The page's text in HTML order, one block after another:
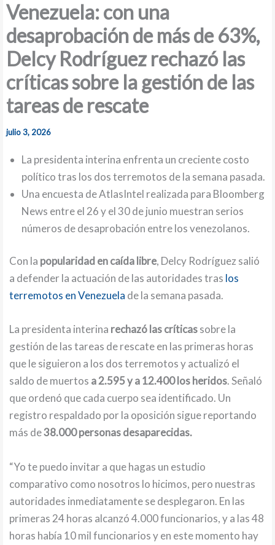
Venezuela: con una
desaprobación de más de 63%,
Delcy Rodríguez rechazó las
críticas sobre la gestión de las
tareas de rescate
julio 3, 2026
La presidenta interina enfrenta un creciente costo
político tras los dos terremotos de la semana pasada.
Una encuesta de AtlasIntel realizada para Bloomberg
News entre el 26 y el 30 de junio muestran serios
números de desaprobación entre los venezolanos.
Con la popularidad en caída libre, Delcy Rodríguez salió
a defender la actuación de las autoridades tras los
terremotos en Venezuela de la semana pasada.
La presidenta interina rechazó las críticassobre la
gestión de las tareas de rescate en las primeras horas
que le siguieron a los dos terremotos y actualizó el
saldo de muertos a 2.595 y a 12.400 los heridos. Señaló
que ordenó que cada cuerpo sea identificado. Un
registro respaldado por la oposición sigue reportando
más de38.000 personas desaparecidas.
“Yo te puedo invitar a que hagas un estudio
comparativo como nosotros lo hicimos, pero nuestras
autoridades inmediatamente se desplegaron. En las
primeras 24 horas alcanzó 4.000 funcionarios, y a las 48
horas había 10 mil funcionarios y en este momento hay